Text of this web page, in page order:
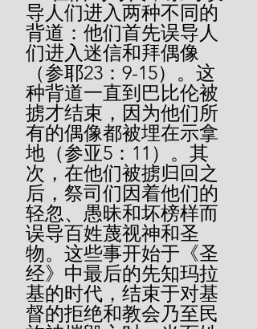
导人们进入两种不同的
背道：他们首先误导人
们进入迷信和拜偶像
（参耶23：9-15）。这
种背道一直到巴比伦被
掳才结束，因为他们所
有的偶像都被埋在示拿
地（参亚5：11）。其
次，在他们被掳归回之
后，祭司们因着他们的
轻忽、愚昧和坏榜样而
误导百姓蔑视神和圣
物。这些事开始于《圣
经》中最后的先知玛拉
基的时代，结束于对基
督的拒绝和教会乃至民